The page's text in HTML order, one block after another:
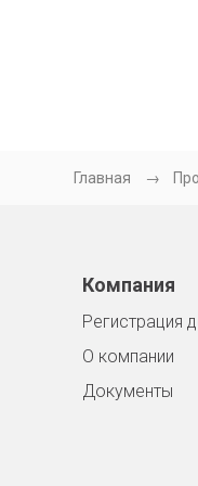
Главная
Компания
Регистрация
О компании
Документы